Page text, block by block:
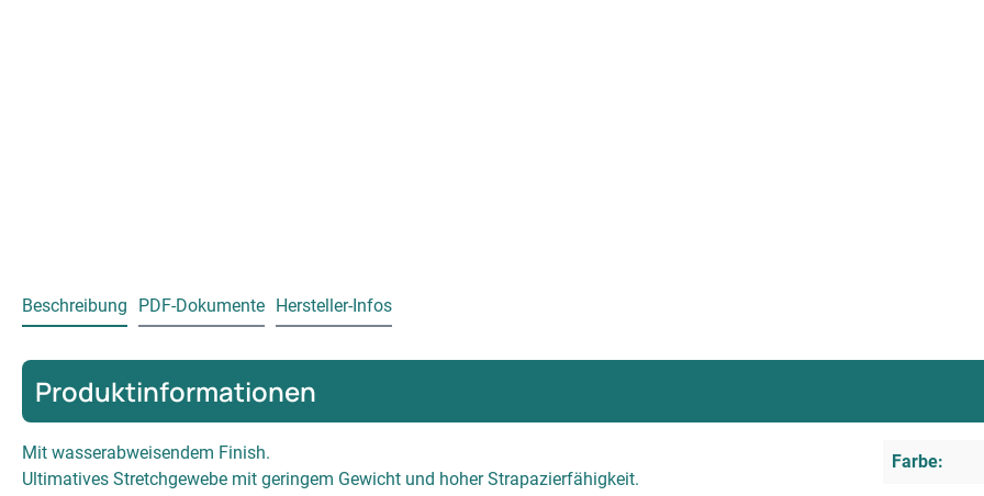
Beschreibung PDF-Dokumente Hersteller-Infos
Produktinformationen
Mit wasserabweisendem Finish.
Ultimatives Stretchgewebe mit geringem Gewicht und hoher Strapazierfähigkeit.
Farbe: